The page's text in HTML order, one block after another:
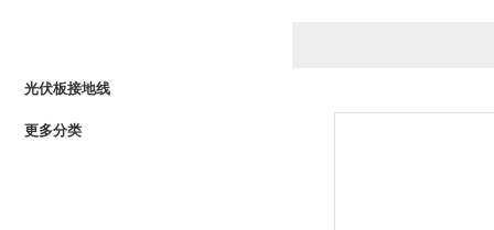
光伏板接地线
更多分类